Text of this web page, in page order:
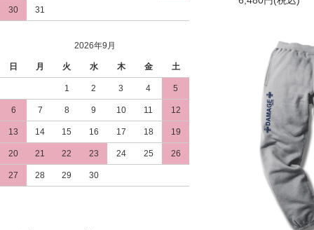
30 31
2026年9月
日 月 火 水 木 金 土
1 2 3 4 5
6 7 8 9 10 11 12
13 14 15 16 17 18 19
20 21 22 23 24 25 26
27 28 29 30